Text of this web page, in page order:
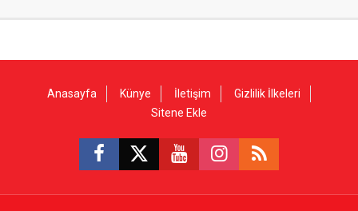
Anasayfa Künye İletişim
Gizlilik İlkeleri
Sitene Ekle